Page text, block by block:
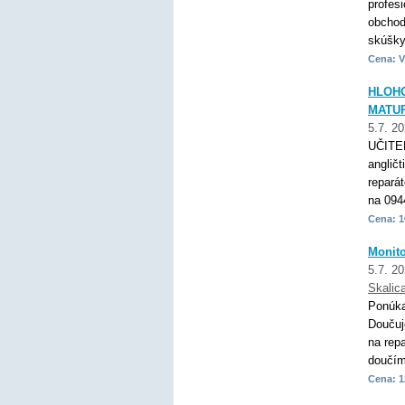
Cena:
5.7.
na
Cena:
5.7.
na
Cena: